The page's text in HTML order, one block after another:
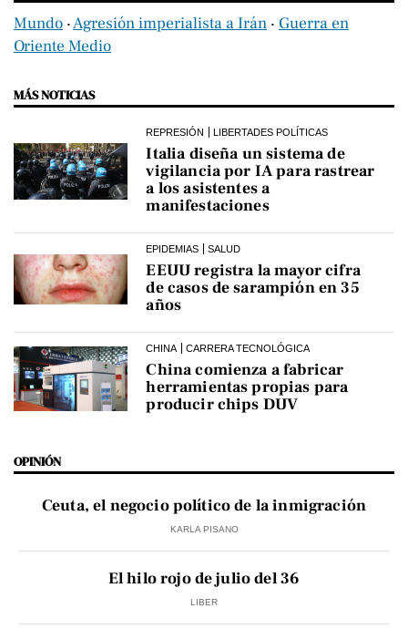
Mundo ‧Agresión imperialista a Irán ‧ Guerra en
Oriente Medio
MÁS NOTICIAS
REPRESIÓN LIBERTADES POLÍTICAS
Italia diseña un sistema de
vigilancia por IA para rastrear
a los asistentes a
manifestaciones
EPIDEMIAS SALUD
EEUU registra la mayor cifra
de casos de sarampión en 35
años
CHINA CARRERA TECNOLÓGICA
China comienza a fabricar
herramientas propias para
producir chips DUV
OPINIÓN
Ceuta, el negocio político de la inmigración
KARLA PISANO
El hilo rojo de julio del 36
LIBER